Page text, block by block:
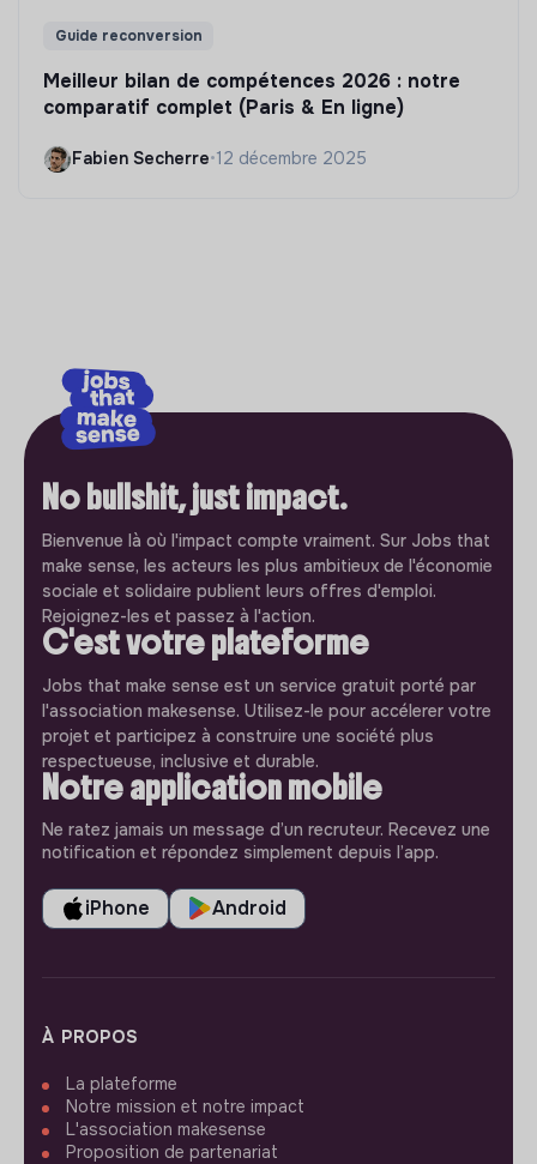
Guide reconversion
Meilleur bilan de compétences 2026 : notre
comparatif complet (Paris & En ligne)
Fabien Secherre•12 décembre 2025
No bullshit, just impact.
Bienvenue là où l'impact compte vraiment. Sur Jobs that
make sense, les acteurs les plus ambitieux de l'économie
sociale et solidaire publient leurs offres d'emploi.
Rejoignez-les et passez à l'action.
C'est votre plateforme
Jobs that make sense est un service gratuit porté par
l'association makesense. Utilisez-le pour accélerer votre
projet et participez à construire une société plus
respectueuse, inclusive et durable.
Notre application mobile
Ne ratez jamais un message d’un recruteur. Recevez une
notification et répondez simplement depuis l’app.
iPhone Android
À PROPOS
La plateforme
Notre mission et notre impact
L'association makesense
Proposition de partenariat